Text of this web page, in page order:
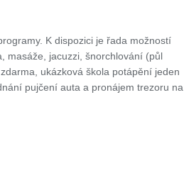
K dispozici je řada možností
masáže, jacuzzi, šnorchlování (půl
ukázková škola potápění jeden
pujčení auta a pronájem trezoru na